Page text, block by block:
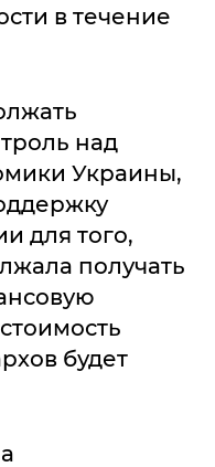
в течение
над
Украины,
для того,
получать
будет